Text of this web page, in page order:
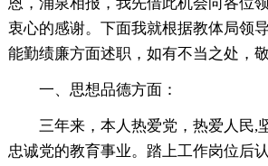
衷心的感谢。下面我就根据教体局领
能勤绩廉方面述职，如有不当之处，
一、思想品德方面：
三年来，本人热爱党，热爱人民,
忠诚党的教育事业。踏上工作岗位后